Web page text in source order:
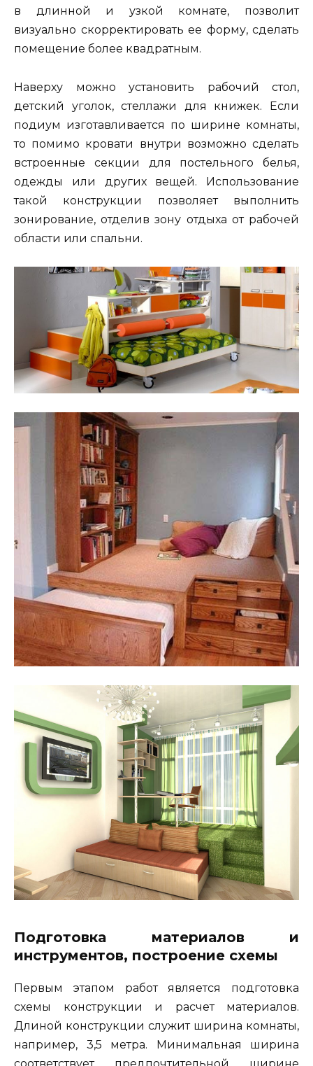
в длинной и узкой комнате, позволит
визуально скорректировать ее форму, сделать
помещение более квадратным.
Наверху можно установить рабочий стол,
детский уголок, стеллажи для книжек. Если
подиум изготавливается по ширине комнаты,
то помимо кровати внутри возможно сделать
встроенные секции для постельного белья,
одежды или других вещей. Использование
такой конструкции позволяет выполнить
зонирование, отделив зону отдыха от рабочей
области или спальни.
Подготовка материалов и
инструментов, построение схемы
Первым этапом работ является подготовка
схемы конструкции и расчет материалов.
Длиной конструкции служит ширина комнаты,
например, 3,5 метра. Минимальная ширина